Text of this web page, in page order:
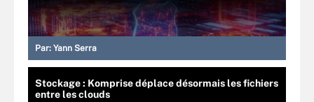
Par: Yann Serra
Stockage : Komprise déplace désormais les fichiers
entre les clouds